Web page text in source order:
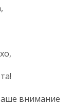
внимание